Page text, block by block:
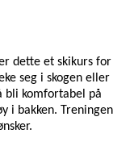
dette et skikurs for
seg i skogen eller
bli komfortabel på
i bakken.